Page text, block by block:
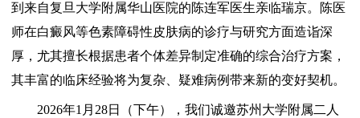
到来自复旦大学附属华山医院的陈连军医生亲临瑞京。陈医
师在白癜风等色素障碍性皮肤病的诊疗与研究方面造诣深
厚，尤其擅长根据患者个体差异制定准确的综合治疗方案，
其丰富的临床经验将为复杂、疑难病例带来新的变好契机。
2026年1月28日（下午），我们诚邀苏州大学附属二人